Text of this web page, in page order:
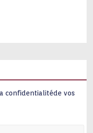
confidentialitéde vos